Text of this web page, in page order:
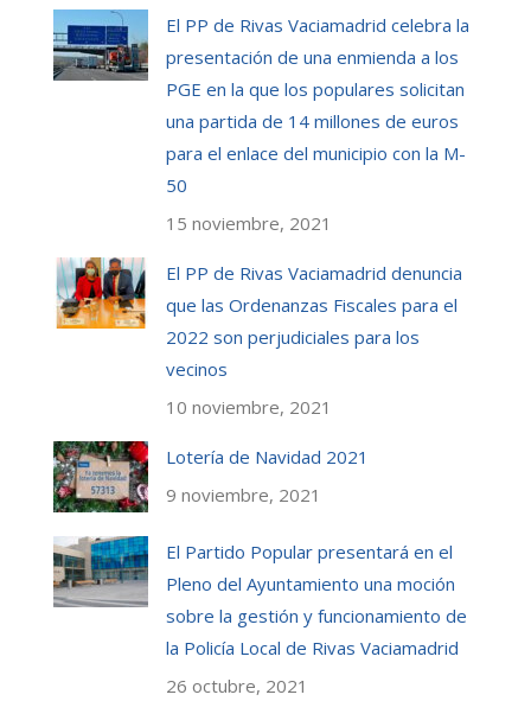
El PP de Rivas Vaciamadrid celebra la
presentación de una enmienda a los
PGE en la que los populares solicitan
una partida de 14 millones de euros
para el enlace del municipio con la M-
50
15 noviembre, 2021
El PP de Rivas Vaciamadrid denuncia
que las Ordenanzas Fiscales para el
2022 son perjudiciales para los
vecinos
10 noviembre, 2021
Lotería de Navidad 2021
9 noviembre, 2021
El Partido Popular presentará en el
Pleno del Ayuntamiento una moción
sobre la gestión y funcionamiento de
la Policía Local de Rivas Vaciamadrid
26 octubre, 2021